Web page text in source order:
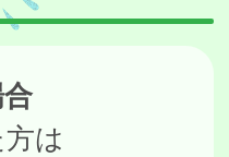
は